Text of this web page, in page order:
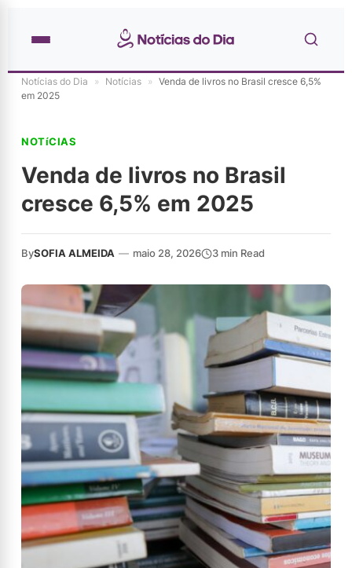
Notícias do Dia » Notícias » Venda de livros no Brasil cresce 6,5%
em 2025
NOTíCIAS
Venda de livros no Brasil
cresce 6,5% em 2025
BySOFIA ALMEIDA — maio 28, 2026 3 min Read